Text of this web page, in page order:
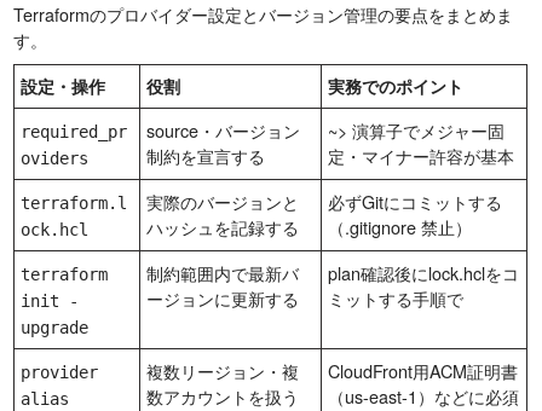
Terraformのプロバイダー設定とバージョン管理の要点をまとめま
す。
設定・操作 役割 実務でのポイント
required_pr
oviders
source・バージョン
制約を宣言する
~> 演算子でメジャー固
定・マイナー許容が基本
terraform.l
ock.hcl
実際のバージョンと
ハッシュを記録する
必ずGitにコミットする
（.gitignore 禁止）
terraform
init -
upgrade
制約範囲内で最新バ
ージョンに更新する
plan確認後にlock.hclをコ
ミットする手順で
provider
alias
複数リージョン・複
数アカウントを扱う
CloudFront用ACM証明書
（us-east-1）などに必須